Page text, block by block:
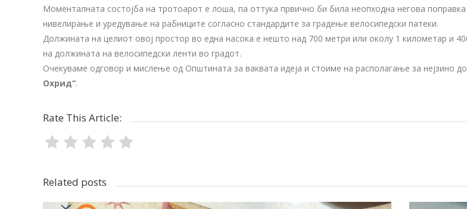
Моменталната состојба на тротоарот е лоша, па оттука првично би била неопходна негова
нивелирање и уредување на рабниците согласно стандардите за градење велосипедски патеки.
Должината на целиот овој простор во една насока е нешто над 700 метри или околу 1 километар и
на должината на велосипедски ленти во градот.
Очекуваме одговор и мислење од Општината за ваквата идеја и стоиме на располагање за нејзино
Охрид“.
Rate This Article:
Related posts